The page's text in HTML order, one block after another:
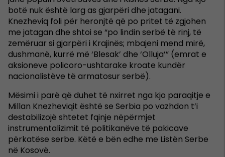
botë nuk është larg as gjarpëri dhe jatagani.
Knezheviq foli për heronjtë që po pritet të zgjohen
me jatagan dhe shtoi se “po lindin serbë të rinj, të
zemëruar si gjarpëri i Krajinës; mbajeni mend mirë,
dushmanë, kurrë më ‘Blesak’ dhe ‘Olluja’” (emrat e
aksioneve policoro-ushtarake kroate kundër
nacionalistëve të armatosur serbë).
Mësimi i parë që duhet të nxirret nga kjo paraqitje e
Millan Knezheviqit është se Serbia po vazhdon t’i
destabilizojë shtetet fqinje nëpërmjet
instrumentalizimit të politikanëve të pakicave
përkatëse serbe. Këtë e bën edhe me Listën Serbe
në Kosovë.